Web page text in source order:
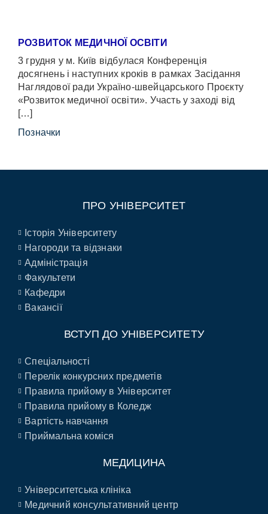
РОЗВИТОК МЕДИЧНОЇ ОСВІТИ
3 грудня у м. Київ відбулася Конференція
досягнень і наступних кроків в рамках Засідання
Наглядової ради Україно-швейцарського Проєкту
«Розвиток медичної освіти». Участь у заході від
[…]
Позначки
ПРО УНІВЕРСИТЕТ
Історія Університету
Нагороди та відзнаки
Адміністрація
Факультети
Кафедри
Вакансії
ВСТУП ДО УНІВЕРСИТЕТУ
Спеціальності
Перелік конкурсних предметів
Правила прийому в Університет
Правила прийому в Коледж
Вартість навчання
Приймальна коміся
МЕДИЦИНА
Університетська клініка
Медичний консультативний центр